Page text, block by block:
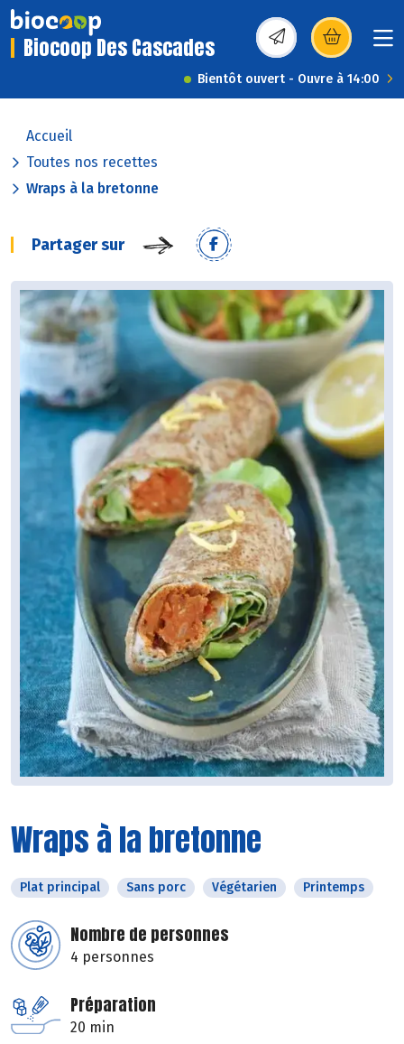
Biocoop Des Cascades (s’ouvre dans une
Bientôt ouvert - Ouvre à 14:00
Accueil
Toutes nos recettes
Wraps à la bretonne
Partager sur
Wraps à la bretonne
Plat principal Sans porc Végétarien Printemps
Nombre de personnes
4 personnes
Préparation
20 min